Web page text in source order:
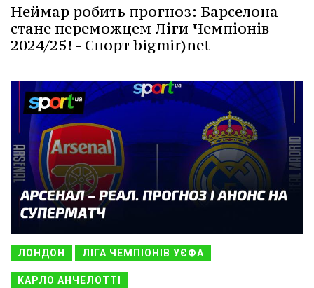
Неймар робить прогноз: Барселона
стане переможцем Ліги Чемпіонів
2024/25! - Спорт bigmir)net
ЛОНДОН ЛІГА ЧЕМПІОНІВ УЄФА
КАРЛО АНЧЕЛОТТІ